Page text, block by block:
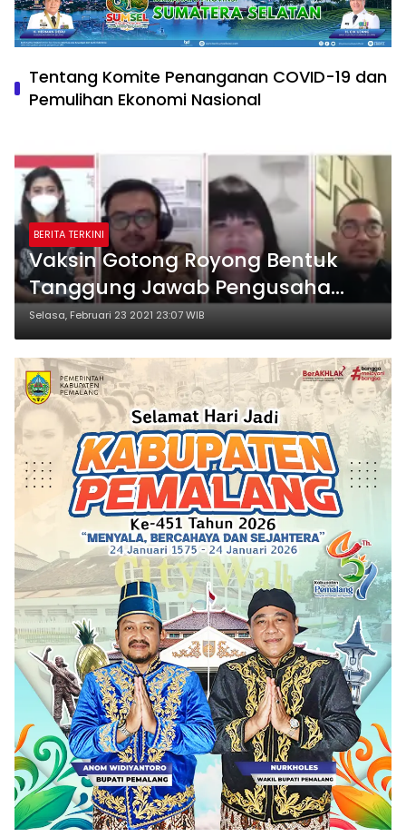
Tentang Komite Penanganan COVID-19 dan
Pemulihan Ekonomi Nasional
BERITA TERKINI
Vaksin Gotong Royong Bentuk
Tanggung Jawab Pengusaha
Pada Karyawan
Selasa, Februari 23 2021 23:07 WIB